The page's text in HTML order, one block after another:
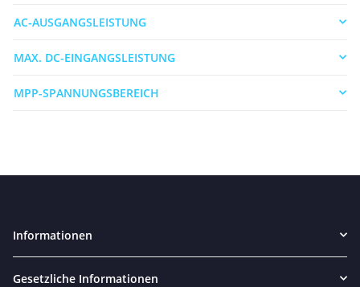
AC-AUSGANGSLEISTUNG
MAX. DC-EINGANGSLEISTUNG
MPP-SPANNUNGSBEREICH
Informationen
Gesetzliche Informationen